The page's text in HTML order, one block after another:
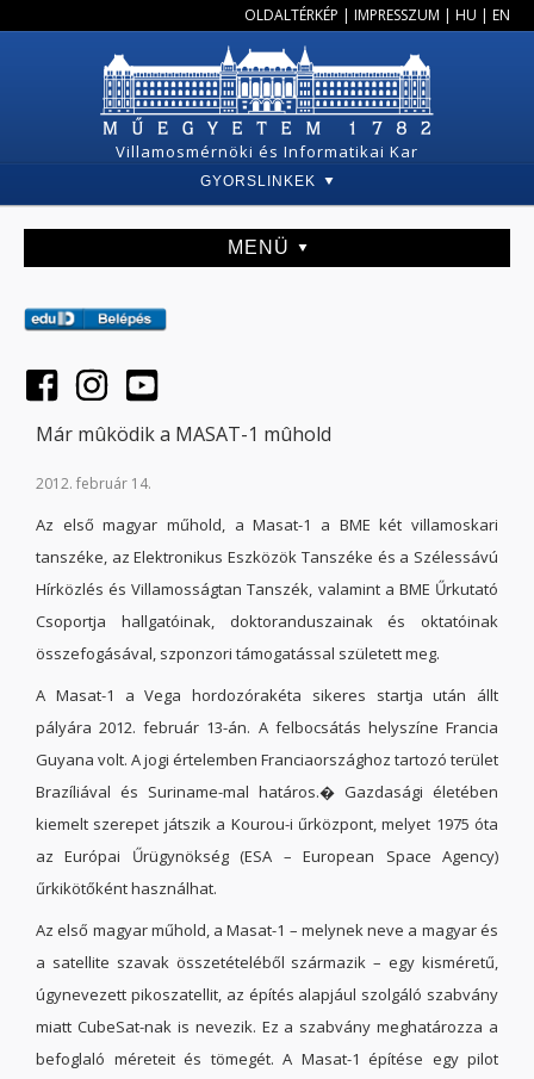
OLDALTÉRKÉP | IMPRESSZUM | HU | EN
Villamosmérnöki és Informatikai Kar
GYORSLINKEK
MENÜ
Már mûködik a MASAT-1 mûhold
2012. február 14.
Az első magyar műhold, a Masat-1 a BME két villamoskari
tanszéke, az Elektronikus Eszközök Tanszéke és a Szélessávú
Hírközlés és Villamosságtan Tanszék, valamint a BME Űrkutató
Csoportja hallgatóinak, doktoranduszainak és oktatóinak
összefogásával, szponzori támogatással született meg.
A Masat-1 a Vega hordozórakéta sikeres startja után állt
pályára 2012. február 13-án. A felbocsátás helyszíne Francia
Guyana volt. A jogi értelemben Franciaországhoz tartozó terület
Brazíliával és Suriname-mal határos.� Gazdasági életében
kiemelt szerepet játszik a Kourou-i űrközpont, melyet 1975 óta
az Európai Űrügynökség (ESA – European Space Agency)
űrkikötőként használhat.
Az első magyar műhold, a Masat-1 – melynek neve a magyar és
a satellite szavak összetételéből származik – egy kisméretű,
úgynevezett pikoszatellit, az építés alapjául szolgáló szabvány
miatt CubeSat-nak is nevezik. Ez a szabvány meghatározza a
befoglaló méreteit és tömegét. A Masat-1 építése egy pilot